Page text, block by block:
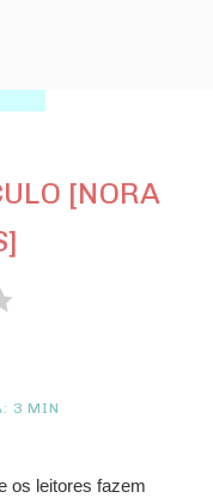
[NORA
3 MIN
os leitores fazem